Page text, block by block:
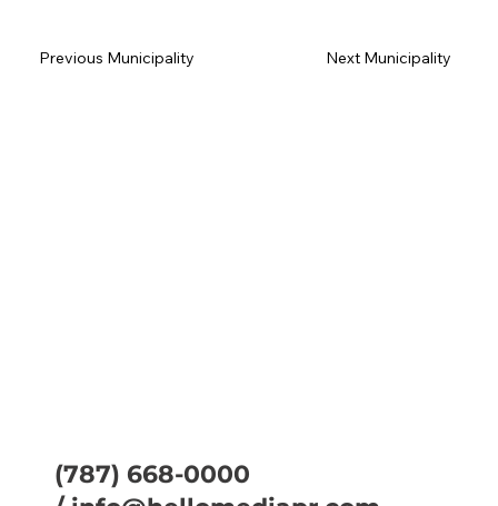
Previous Municipality Next Municipality
(787) 668-0000